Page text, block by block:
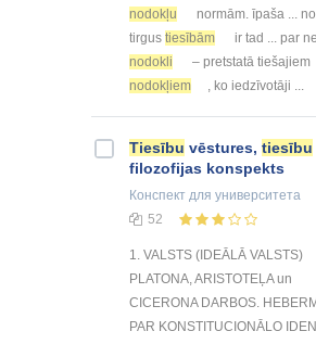
nodokļu
normām. īpaša ...
tirgus tiesībām
ir tad ... par
nodokli
– pretstatā tiešajiem
nodokļiem
, ko iedzīvotāji ...
Tiesību vēstures, tiesību
filozofijas konspekts
Конспект для университета
52
1. VALSTS (IDEĀLĀ VALSTS)
PLATONA, ARISTOTEĻA un
CICERONA DARBOS.
PAR KONSTITUCIONĀLO